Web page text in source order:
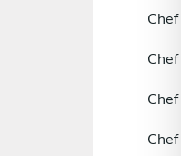
Chef
Chef
Chef
Chef